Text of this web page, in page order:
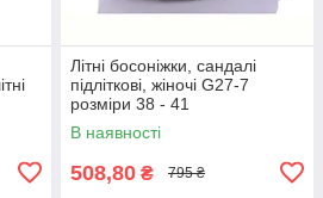
Літні босоніжки, сандалі
підліткові, жіночі G27-7
розміри 38 - 41
В наявності
508,80 ₴ 795 ₴